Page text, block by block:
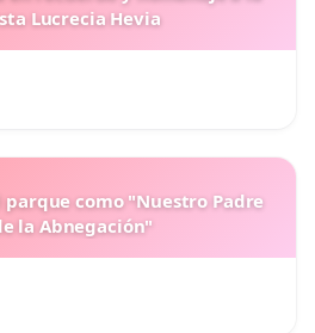
Lucrecia Hevia
como "Nuestro Padre
la Abnegación"